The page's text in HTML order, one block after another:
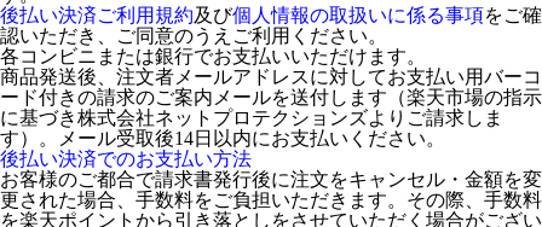
後払い決済ご利用規約及び個人情報の取扱いに係る事項をご確
認いただき、ご同意のうえご利用ください。
各コンビニまたは銀行でお支払いいただけます。
商品発送後、注文者メールアドレスに対してお支払い用バーコ
ード付きの請求のご案内メールを送付します（楽天市場の指示
に基づき株式会社ネットプロテクションズよりご請求しま
す）。メール受取後14日以内にお支払いください。
後払い決済でのお支払い方法
お客様のご都合で請求書発行後に注文をキャンセル・金額を変
更された場合、手数料をご負担いただきます。その際、手数料
を楽天ポイントから引き落としをさせていただく場合がござい